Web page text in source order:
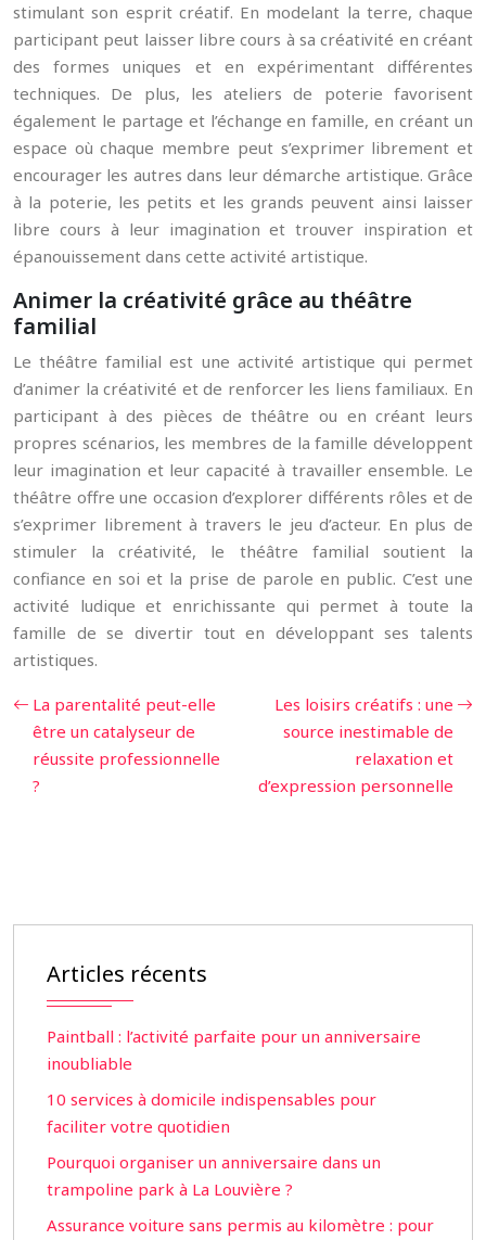
stimulant son esprit créatif. En modelant la terre, chaque
participant peut laisser libre cours à sa créativité en créant
des formes uniques et en expérimentant différentes
techniques. De plus, les ateliers de poterie favorisent
également le partage et l’échange en famille, en créant un
espace où chaque membre peut s’exprimer librement et
encourager les autres dans leur démarche artistique. Grâce
à la poterie, les petits et les grands peuvent ainsi laisser
libre cours à leur imagination et trouver inspiration et
épanouissement dans cette activité artistique.
Animer la créativité grâce au théâtre
familial
Le théâtre familial est une activité artistique qui permet
d’animer la créativité et de renforcer les liens familiaux. En
participant à des pièces de théâtre ou en créant leurs
propres scénarios, les membres de la famille développent
leur imagination et leur capacité à travailler ensemble. Le
théâtre offre une occasion d’explorer différents rôles et de
s’exprimer librement à travers le jeu d’acteur. En plus de
stimuler la créativité, le théâtre familial soutient la
confiance en soi et la prise de parole en public. C’est une
activité ludique et enrichissante qui permet à toute la
famille de se divertir tout en développant ses talents
artistiques.
La parentalité peut-elle
être un catalyseur de
réussite professionnelle
?
Les loisirs créatifs : une
source inestimable de
relaxation et
d’expression personnelle
Articles récents
Paintball : l’activité parfaite pour un anniversaire
inoubliable
10 services à domicile indispensables pour
faciliter votre quotidien
Pourquoi organiser un anniversaire dans un
trampoline park à La Louvière ?
Assurance voiture sans permis au kilomètre : pour